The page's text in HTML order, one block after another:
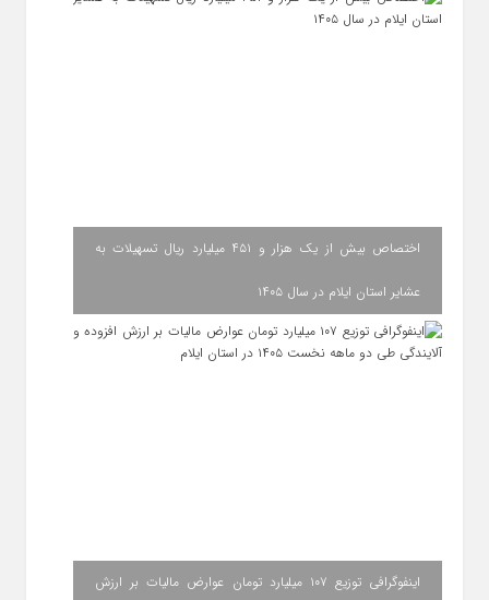
اختصاص بیش از یک هزار و ۴۵۱ میلیارد ریال تسهیلات به
عشایر استان ایلام در سال ۱۴۰۵
اینفوگرافی توزیع ۱۰۷ میلیارد تومان عوارض مالیات بر ارزش